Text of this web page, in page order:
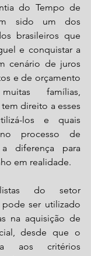
do Tempo de
sido um dos
brasileiros que
e conquistar a
cenário de juros
e de orçamento
famílias,
direito a esses
los e quais
processo de
diferença para
em realidade.
do setor
ser utilizado
na aquisição de
desde que o
aos critérios